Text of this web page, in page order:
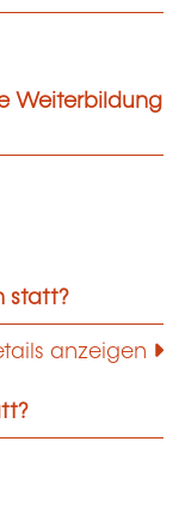
Weiterbildung
statt?
anzeigen